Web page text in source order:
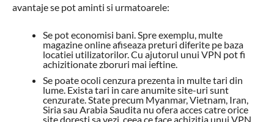
avantaje se pot aminti si urmatoarele:
Se pot economisi bani. Spre exemplu, multe
magazine online afiseaza preturi diferite pe baza
locatiei utilizatorilor. Cu ajutorul unui VPN pot fi
achizitionate zboruri mai ieftine.
Se poate ocoli cenzura prezenta in multe tari din
lume. Exista tari in care anumite site-uri sunt
cenzurate. State precum Myanmar, Vietnam, Iran,
Siria sau Arabia Saudita nu ofera acces catre orice
site doresti sa vezi, ceea ce face achizitia unui VPN